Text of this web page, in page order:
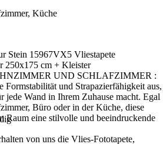
Küche
Stein 15967VX5 Vliestapete
250x175 cm + Kleister
UND SCHLAFZIMMER :
Formstabilität und Strapazierfähigkeit aus,
jede Wand in Ihrem Zuhause macht. Egal
Büro oder in der Küche, diese
Raum eine stilvolle und beeindruckende
von uns die Vlies-Fototapete,